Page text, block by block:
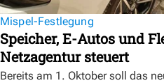
Mispel-Festlegung
Speicher, E-Autos und
Netzagentur steuert
Bereits am 1. Oktober soll das